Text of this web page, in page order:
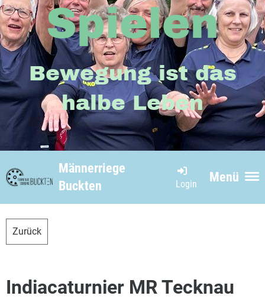
Spielen
Bewegung ist das
halbe Leben
Menü
Login
Männerriege
Buckten
Zurück
Indiacaturnier MR Tecknau